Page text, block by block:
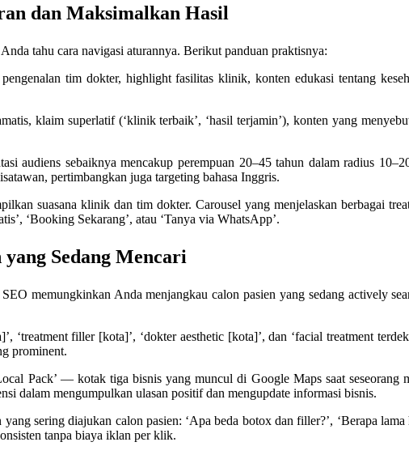
dan Maksimalkan Hasil
tahu cara navigasi aturannya. Berikut panduan praktisnya:
tim dokter, highlight fasilitas klinik, konten edukasi tentang
klaim superlatif (‘klinik terbaik’, ‘hasil terjamin’), konten yang
audiens sebaiknya mencakup perempuan 20–45 tahun dalam radius
pertimbangkan juga targeting bahasa Inggris.
suasana klinik dan tim dokter. Carousel yang menjelaskan berbagai
‘Booking Sekarang’, atau ‘Tanya via WhatsApp’.
Sedang Mencari
memungkinkan Anda menjangkau calon pasien yang sedang actively
filler [kota]’, ‘dokter aesthetic [kota]’, dan ‘facial treatment
prominent.
Pack’ — kotak tiga bisnis yang muncul di Google Maps saat seseorang
dalam mengumpulkan ulasan positif dan mengupdate informasi bisnis.
sering diajukan calon pasien: ‘Apa beda botox dan filler?’, ‘Berapa
tanpa biaya iklan per klik.